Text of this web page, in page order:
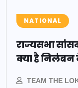
NATIONAL
राज्यसभा
क्या है
TEAM THE